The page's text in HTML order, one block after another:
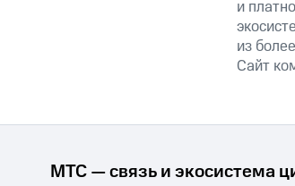
и
из
Сайт
МТС — связь и экосистема